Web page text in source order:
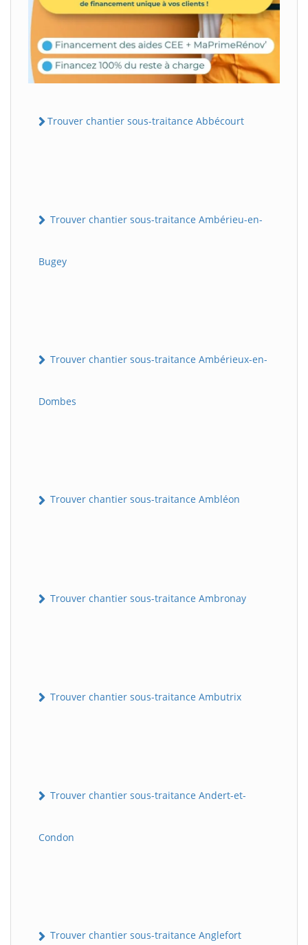
Trouver chantier sous-traitance Abbécourt
Trouver chantier sous-traitance Ambérieu-en-
Bugey
Trouver chantier sous-traitance Ambérieux-en-
Dombes
Trouver chantier sous-traitance Ambléon
Trouver chantier sous-traitance Ambronay
Trouver chantier sous-traitance Ambutrix
Trouver chantier sous-traitance Andert-et-
Condon
Trouver chantier sous-traitance Anglefort